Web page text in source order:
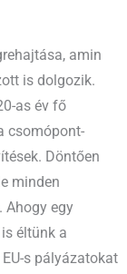
amin
is dolgozik.
as év fő
csomópont-
Döntően
minden
Ahogy egy
éltünk a
s pályázatokat